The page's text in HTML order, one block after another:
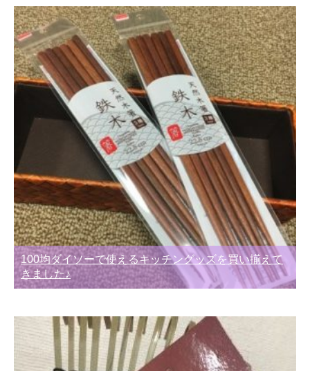
100均ダイソーで使えるキッチングッズを買い揃えて
きました♪